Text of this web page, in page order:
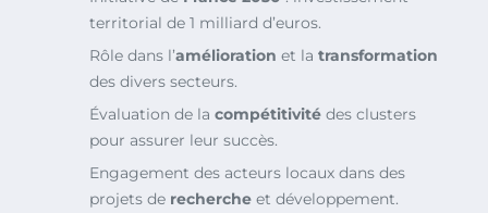
territorial de 1 milliard d’euros.
Rôle dans l’amélioration et la transformation
des divers secteurs.
Évaluation de la compétitivité des clusters
pour assurer leur succès.
Engagement des acteurs locaux dans des
projets de recherche et développement.